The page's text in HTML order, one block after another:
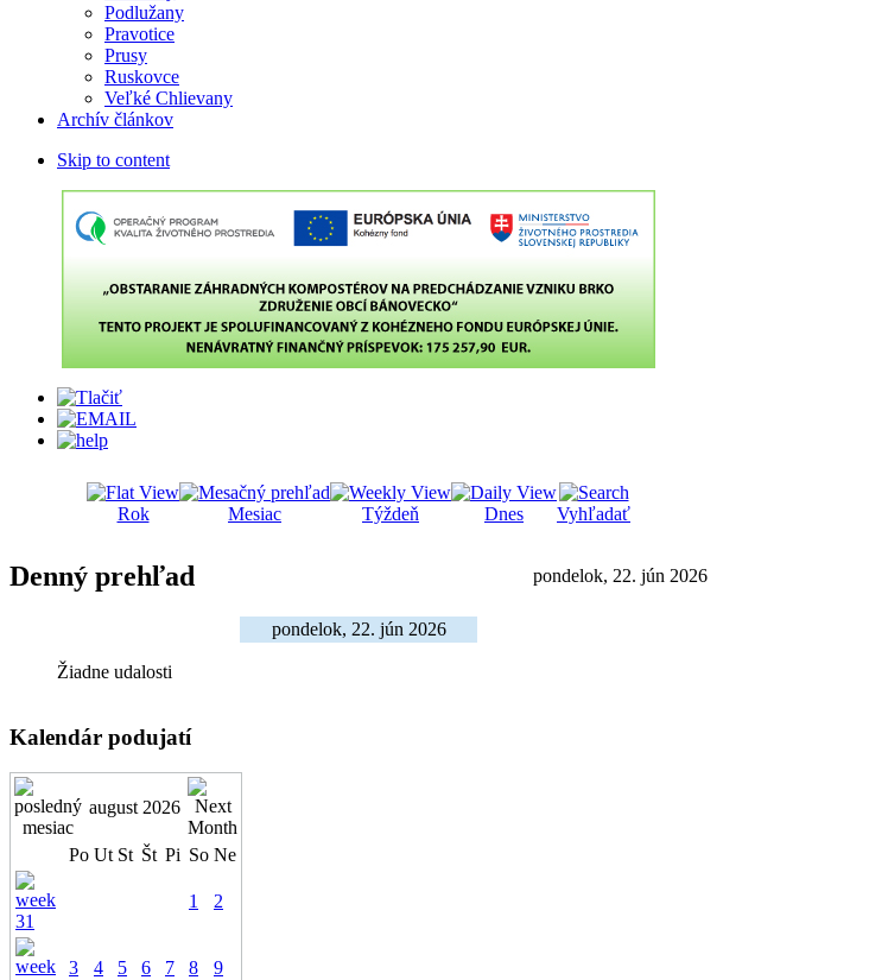
Podlužany
Pravotice
Prusy
Ruskovce
Veľké Chlievany
Archív článkov
Skip to content
Rok Mesiac Týždeň Dnes Vyhľadať
Denný prehľad pondelok, 22. jún 2026
pondelok, 22. jún 2026
Žiadne udalosti
Kalendár podujatí
august 2026
Po Ut St Št Pi So Ne
1 2
3 4 5 6 7 8 9